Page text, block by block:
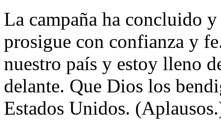
La campaña ha concluido
prosigue con confianza y
nuestro país y estoy lleno
delante. Que Dios los
Estados Unidos.